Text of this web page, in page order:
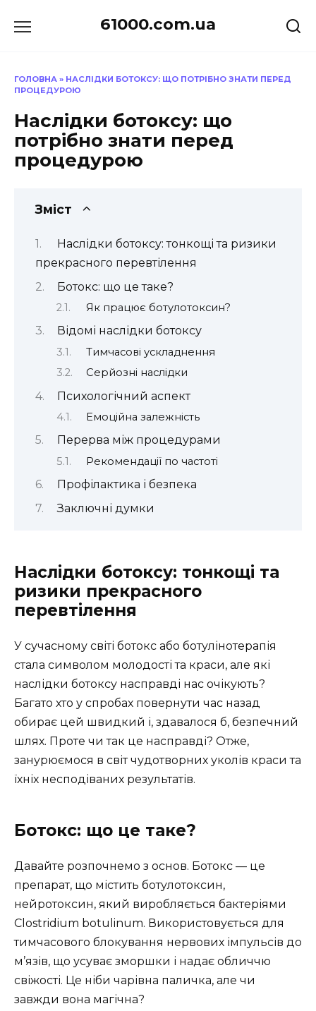
до
61000.com.ua
ГОЛОВНА » НАСЛІДКИ БОТОКСУ: ЩО ПОТРІБНО ЗНАТИ ПЕРЕД
ПРОЦЕДУРОЮ
Наслідки ботоксу: що
потрібно знати перед
процедурою
Зміст
Наслідки ботоксу: тонкощі та ризики
прекрасного перевтілення
Ботокс: що це таке?
Як працює ботулотоксин?
Відомі наслідки ботоксу
Тимчасові ускладнення
Серйозні наслідки
Психологічний аспект
Емоційна залежність
Перерва між процедурами
Рекомендації по частоті
Профілактика і безпека
Заключні думки
Наслідки ботоксу: тонкощі та
ризики прекрасного
перевтілення
У сучасному світі ботокс або ботулінотерапія
стала символом молодості та краси, але які
наслідки ботоксу насправді нас очікують?
Багато хто у спробах повернути час назад
обирає цей швидкий і, здавалося б, безпечний
шлях. Проте чи так це насправді? Отже,
занурюємося в світ чудотворних уколів краси та
їхніх несподіваних результатів.
Ботокс: що це таке?
Давайте розпочнемо з основ. Ботокс — це
препарат, що містить ботулотоксин,
нейротоксин, який виробляється бактеріями
Clostridium botulinum. Використовується для
тимчасового блокування нервових імпульсів до
м’язів, що усуває зморшки і надає обличчю
свіжості. Це ніби чарівна паличка, але чи
завжди вона магічна?